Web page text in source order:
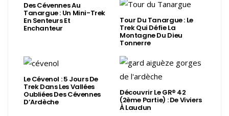
Des Cévennes Au
Tanargue : Un Mini-Trek
En Senteurs Et
Enchanteur
Tour Du Tanargue : Le
Trek Qui Défie La
Montagne Du Dieu
Tonnerre
Le Cévenol : 5 Jours De
Trek Dans Les Vallées
Oubliées Des Cévennes
D’Ardèche
Découvrir Le GR® 42
(2ème Partie) : De Viviers
À Laudun